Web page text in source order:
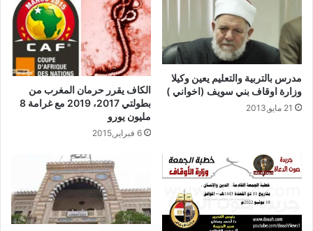
للزمالك بتسديدة مباغتة في الدقيقة 47 مرت بجوار القائم الأيمن
لمسعد عوض.
وحصل الأهلي على ركلة حرة مباشرة على حدود منطقة الجزاء،
ولكن عبد الله السعيد فشل في المرور بها من حائط الصد الأبيض.
وفي الدقيقة 62، استلم باسم مرسي الكرة داخل منطقة جزاء
الأهلي ولكنه سقط دون تدخل لتضيع الفرصة على الزمالك.
وسقط وليد سليمان مصابا بعدها في الدقيقة 68، ممسكا بركبته
وخرج ليشارك بدلا منه أحمد عبد الظاهر.
وأشرك بعدها جاريدو الثنائي صلاح الدين سعيد ورمضان صبحي بدلا
مدرس بالتربية والتعليم يعين وكيلا
وزارة اوقاف بني سويف (اخواني )
21 مايو,2013
الكاف يقرر حرمان المغرب من
بطولتي 2017، 2019 مع غرامة 8
مليون يورو
6 فبراير,2015